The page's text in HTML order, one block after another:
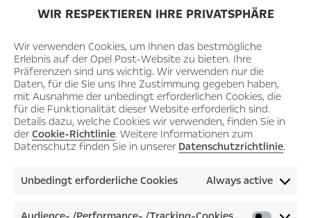
WIR RESPEKTIEREN IHRE PRIVATSPHÄRE
Wir verwenden Cookies, um Ihnen das bestmögliche
Erlebnis auf der Opel Post-Website zu bieten. Ihre
Präferenzen sind uns wichtig. Wir verwenden nur die
Daten, für die Sie uns Ihre Zustimmung gegeben haben,
mit Ausnahme der unbedingt erforderlichen Cookies, die
für die Funktionalität dieser Website erforderlich sind.
Details dazu, welche Cookies wir verwenden, finden Sie in
der Cookie-Richtlinie. Weitere Informationen zum
Datenschutz finden Sie in unserer Datenschutzrichtlinie.
Unbedingt erforderliche Cookies Always active
EIN JAHR OPEL POST 2.0 –
WIR SAGEN DANKE!
All Articles
June